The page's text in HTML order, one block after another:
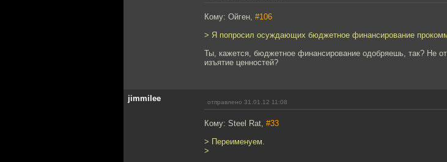
Кому: Ойген, #106
> Я попросил осуждающих бюджетное финансирование
Ты, кажется, бюджетное финансирование одобряешь, так? Не
изъятие ценностей?
jimmilee отправлено 31.01.12 11:08
Кому: Steel Rat, #33
> Переименуем.
>